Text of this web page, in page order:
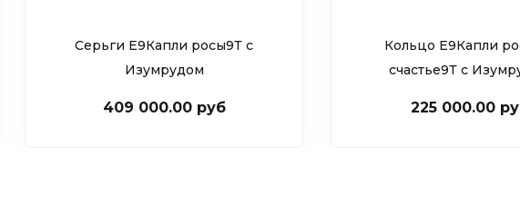
Серьги Е9Капли росы9Т c
Изумрудом
409 000.00 руб
Кольцо Е9Капли
счастье9Т c
225 000.00